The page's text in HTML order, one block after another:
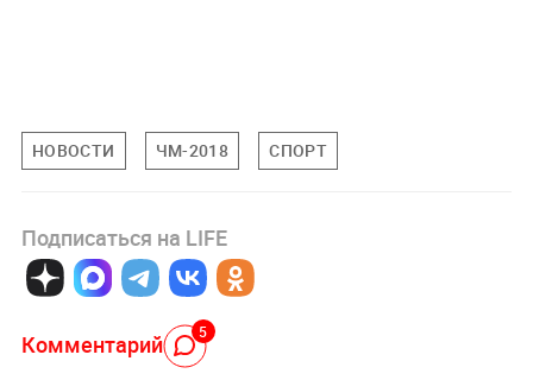
НОВОСТИ ЧМ-2018 СПОРТ
Подписаться на LIFE
Комментарий 5